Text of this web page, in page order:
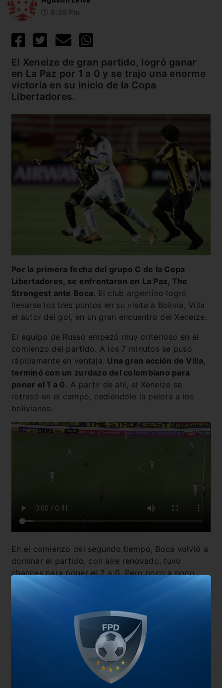
El Xeneize de gran partido, logró ganar
en La Paz por 1 a 0 y se trajo una enorme
victoria en su inicio de la Copa
Libertadores.
Por la primera fecha del grupo C de la Copa
Libertadores, se enfrentaron en La Paz, The
Strongest ante Boca. El club argentino logró
llevarse los tres puntos en su visita a Bolivia, Villa
el autor del gol, en un gran encuentro del Xeneize.
El equipo de Russo empezó muy criterioso en el
comienzo del partido. A los 7 minutos se puso
rápidamente en ventaja. Una gran acción de Villa,
terminó con un zurdazo del colombiano para
poner el 1 a 0. A partir de ahí, el Xeneize se
retrasó en el campo, cediéndole la pelota a los
bolivianos.
En el comienzo del segundo tiempo, Boca volvió a
dominar el partido, con aire renovado, tuvo
chances para poner el 2 a 0. Pero poco a poco,
los jugadores Xeneizes volvieron a sentir la altura,
y cedieron la pelota.
cómo entrarle al cerrojo defensivo del equipo de
Russo que se llevó los tres puntos.
También te puede interesar
Russo analizó la previa del partido ante Santos
“Boca es un equipo con mucha historia en la Copa